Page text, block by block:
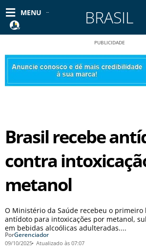
para
conteúdo
MENU BRASIL
PUBLICIDADE
Brasil recebe
contra
metanol
O Ministério da Saúde recebeu o primeiro
antídoto para intoxicações por metanol,
em bebidas alcoólicas adulteradas....
PorGerenciador
09/10/2025 Atualizado às 07:07